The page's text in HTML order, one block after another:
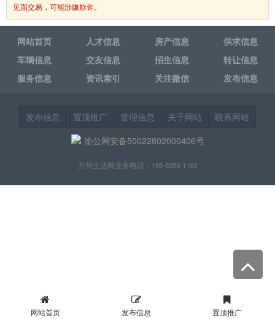
见面交易，可能涉嫌欺诈。
网站首页 人才信息 房产信息
供求信息
车辆信息
交友信息 招生信息
转让信息
服务信息
资讯索引 关注微信 发布信息
发布信息 置顶推广 管理信息 关于网站
联系网站
渝公网安备50022802000406号
万州生活网业务电话：189-8353-1163
网站首页 发布信息 置顶推广